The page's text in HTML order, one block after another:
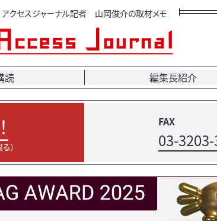
アクセスジャーナル記者 山岡俊介の取材メモ
読 編集長紹介
）
FAX
03-